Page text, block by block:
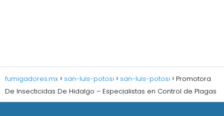
fumigadores.mx san-luis-potosi san-luis-potosi
Promotora
De Insecticidas De Hidalgo – Especialistas en Control de Plagas